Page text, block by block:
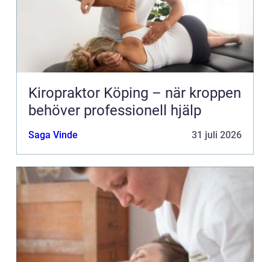
Kiropraktor Köping – när kroppen
behöver professionell hjälp
Saga Vinde 31 juli 2026